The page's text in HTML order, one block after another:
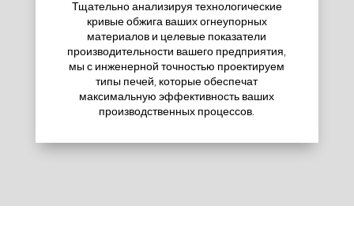
Тщательно анализируя технологические
кривые обжига ваших огнеупорных
материалов и целевые показатели
производительности вашего предприятия,
мы с инженерной точностью проектируем
типы печей, которые обеспечат
максимальную эффективность ваших
производственных процессов.